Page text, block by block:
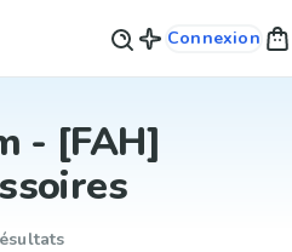
Connexion
- [FAH]